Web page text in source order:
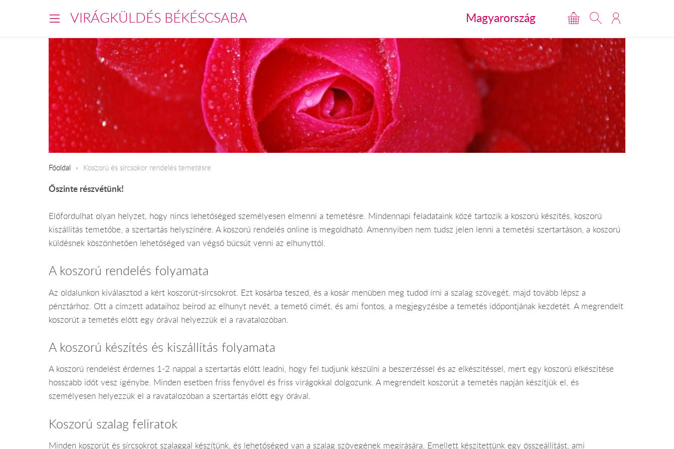
VIRÁGKÜLDÉS BÉKÉSCSABA Magyarország
Főoldal ​Koszorú és sírcsokor rendelés temetésre
Őszinte részvétünk!
Előfordulhat olyan helyzet, hogy nincs lehetőséged személyesen elmenni a temetésre. Mindennapi feladataink közé tartozik a koszorú készítés, koszorú
kiszállítás temetőbe, a szertartás helyszínére. A koszorú rendelés online is megoldható. Amennyiben nem tudsz jelen lenni a temetési szertartáson, a koszorú
küldésnek köszönhetően lehetőséged van végső búcsút venni az elhunyttól.
A koszorú rendelés folyamata
Az oldalunkon kiválasztod a kért koszorút-sírcsokrot. Ezt kosárba teszed, és a kosár menüben meg tudod írni a szalag szövegét, majd tovább lépsz a
pénztárhoz. Ott a címzett adataihoz beírod az elhunyt nevét, a temető címét, és ami fontos, a megjegyzésbe a temetés időpontjának kezdetét. A megrendelt
koszorút a temetés előtt egy órával helyezzük el a ravatalozóban.
A koszorú készítés és kiszállítás folyamata
A koszorú rendelést érdemes 1-2 nappal a szertartás előtt leadni, hogy fel tudjunk készülni a beszerzéssel és az elkészítéssel, mert egy koszorú elkészítése
hosszabb időt vesz igénybe. Minden esetben friss fenyővel és friss virágokkal dolgozunk. A megrendelt koszorút a temetés napján készítjük el, és
személyesen helyezzük el a ravatalozóban a szertartás előtt egy órával.
Koszorú szalag feliratok
Minden koszorút és sírcsokrot szalaggal készítünk, és lehetőséged van a szalag szövegének megírására. Emellett készítettünk egy összeállítást, ami